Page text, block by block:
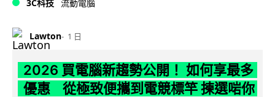
3C科技 流動電腦
Lawton 1 日
2026 買電腦新趨勢公開！ 如何享最多
優惠 從極致便攜到電競標竿 揀選啱你